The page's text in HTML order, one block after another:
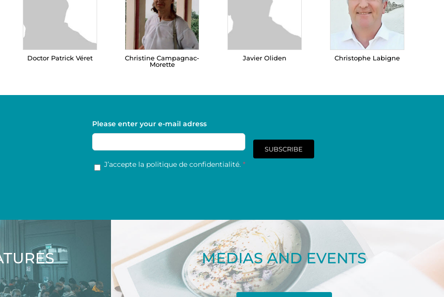
Doctor Patrick Véret
Christine Campagnac-
Morette
Javier Oliden Christophe Labigne
Please enter your e-mail adress
RGPD *
J’accepte la politique de confidentialité. *
SUBSCRIBE
MEDIAS AND EVENTS